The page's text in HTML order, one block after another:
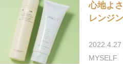
心地よ
レンジ
2022.4.27
MYSELF